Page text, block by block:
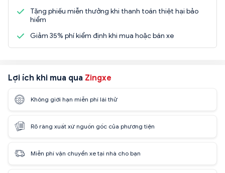
Tặng phiếu miễn thưởng khi thanh toán thiệt hại bảo
hiểm
Giảm 35% phí kiểm định khi mua hoặc bán xe
Lợi ích khi mua qua Zingxe
Không giới hạn miễn phí lái thử
Rõ ràng xuất xứ nguồn gốc của phương tiện
Miễn phí vận chuyển xe tại nhà cho bạn